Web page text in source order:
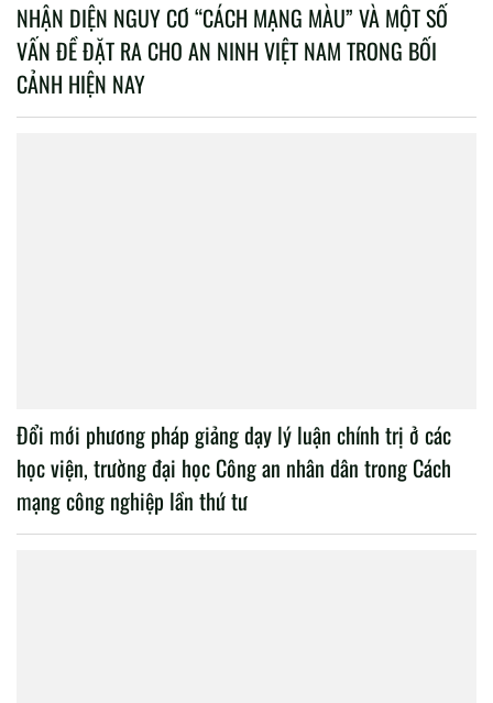
NHẬN DIỆN NGUY CƠ “CÁCH MẠNG MÀU” VÀ MỘT SỐ
VẤN ĐỀ ĐẶT RA CHO AN NINH VIỆT NAM TRONG BỐI
CẢNH HIỆN NAY
Đổi mới phương pháp giảng dạy lý luận chính trị ở các
học viện, trường đại học Công an nhân dân trong Cách
mạng công nghiệp lần thứ tư